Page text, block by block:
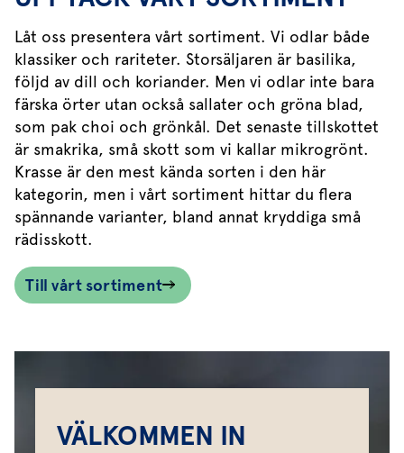
Låt oss presentera vårt sortiment. Vi odlar både
klassiker och rariteter. Storsäljaren är basilika,
följd av dill och koriander. Men vi odlar inte bara
färska örter utan också sallater och gröna blad,
som pak choi och grönkål. Det senaste tillskottet
är smakrika, små skott som vi kallar mikrogrönt.
Krasse är den mest kända sorten i den här
kategorin, men i vårt sortiment hittar du flera
spännande varianter, bland annat kryddiga små
rädisskott.
Till vårt sortiment
VÄLKOMMEN IN